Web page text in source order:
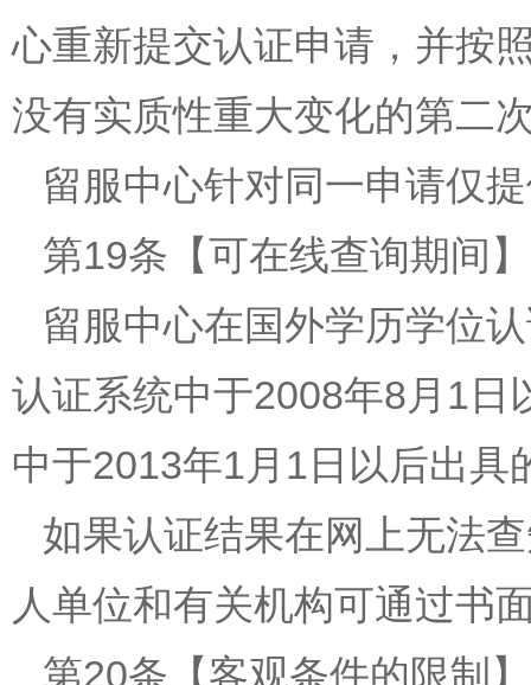
心重新提交认证申请，并按
没有实质性重大变化的第二
留服中心针对同一申请仅
第19条【可在线查询期间】
留服中心在国外学历学位
认证系统中于2008年8月1日
中于2013年1月1日以后出具
如果认证结果在网上无法
人单位和有关机构可通过书
第20条【客观条件的限制】